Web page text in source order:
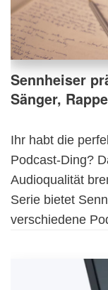
Sennheiser
Sänger,
Ihr habt die
Podcast-Ding?
Audioqualität
Serie bietet
verschiedene